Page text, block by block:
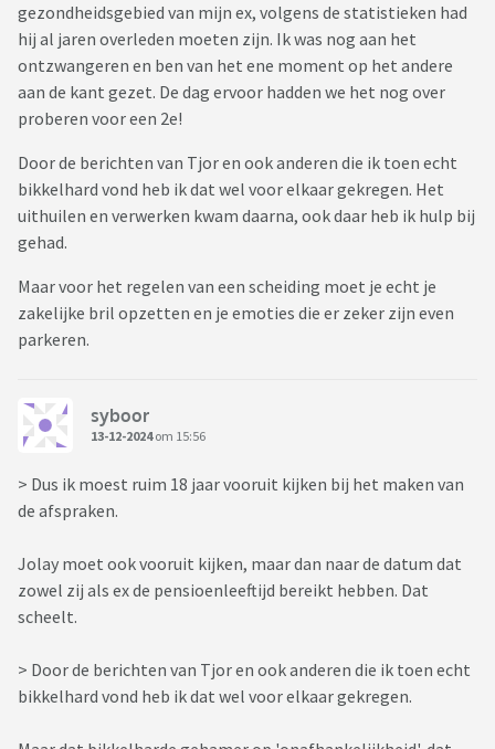
gezondheidsgebied van mijn ex, volgens de statistieken had
hij al jaren overleden moeten zijn. Ik was nog aan het
ontzwangeren en ben van het ene moment op het andere
aan de kant gezet. De dag ervoor hadden we het nog over
proberen voor een 2e!
Door de berichten van Tjor en ook anderen die ik toen echt
bikkelhard vond heb ik dat wel voor elkaar gekregen. Het
uithuilen en verwerken kwam daarna, ook daar heb ik hulp bij
gehad.
Maar voor het regelen van een scheiding moet je echt je
zakelijke bril opzetten en je emoties die er zeker zijn even
parkeren.
syboor
13-12-2024om 15:56
> Dus ik moest ruim 18 jaar vooruit kijken bij het maken van
de afspraken.
Jolay moet ook vooruit kijken, maar dan naar de datum dat
zowel zij als ex de pensioenleeftijd bereikt hebben. Dat
scheelt.
> Door de berichten van Tjor en ook anderen die ik toen echt
bikkelhard vond heb ik dat wel voor elkaar gekregen.